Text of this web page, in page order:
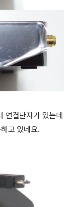
연결단자가 있는데
고 있네요.